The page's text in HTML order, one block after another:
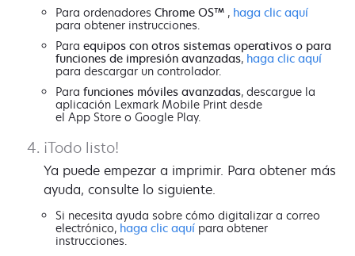
Para ordenadores Chrome OS™ , haga clic aquí
para obtener instrucciones.
Para equipos con otros sistemas operativos o para
funciones de impresión avanzadas, haga clic aquí
para descargar un controlador.
Para funciones móviles avanzadas, descargue la
aplicación Lexmark Mobile Print desde
el App Store o Google Play.
¡Todo listo!
Ya puede empezar a imprimir. Para obtener más
ayuda, consulte lo siguiente.
Si necesita ayuda sobre cómo digitalizar a correo
electrónico, haga clic aquí para obtener
instrucciones.